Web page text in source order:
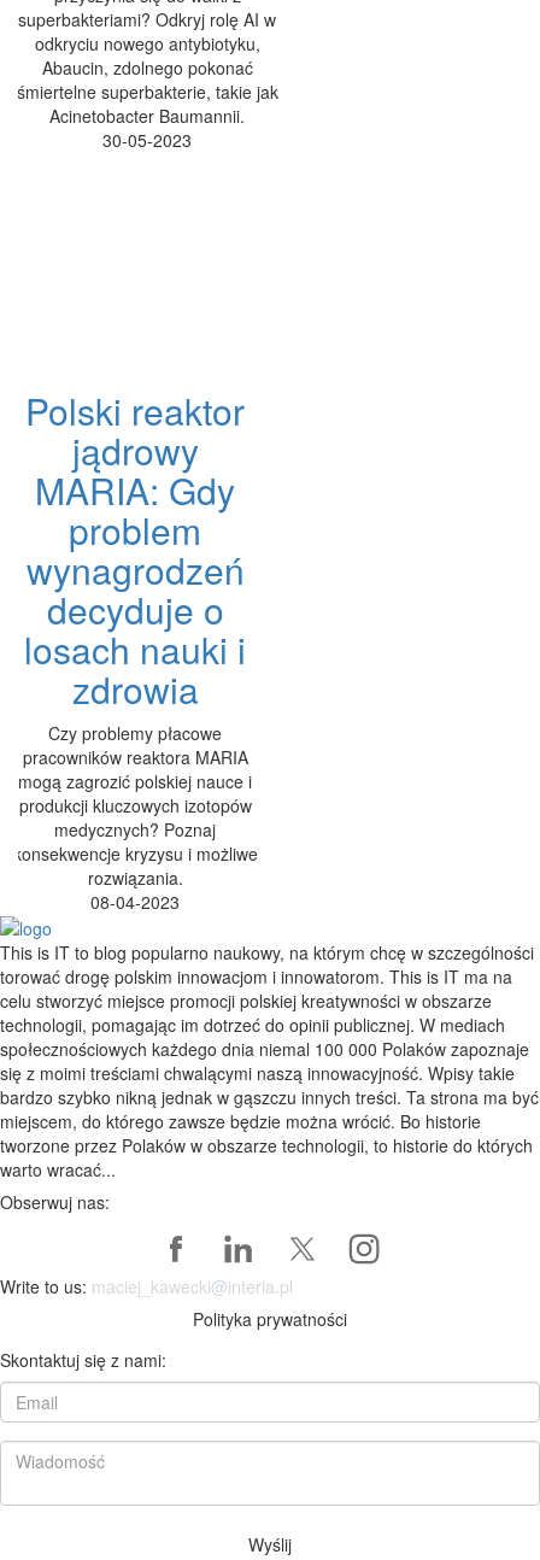
superbakteriami? Odkryj rolę AI w
odkryciu nowego antybiotyku,
Abaucin, zdolnego pokonać
śmiertelne superbakterie, takie jak
Acinetobacter Baumannii.
30-05-2023
Polski reaktor
jądrowy
MARIA: Gdy
problem
wynagrodzeń
decyduje o
losach nauki i
zdrowia
Czy problemy płacowe
pracowników reaktora MARIA
mogą zagrozić polskiej nauce i
produkcji kluczowych izotopów
medycznych? Poznaj
konsekwencje kryzysu i możliwe
rozwiązania.
08-04-2023
This is IT to blog popularno naukowy, na którym chcę w szczególności
torować drogę polskim innowacjom i innowatorom. This is IT ma na
celu stworzyć miejsce promocji polskiej kreatywności w obszarze
technologii, pomagając im dotrzeć do opinii publicznej. W mediach
społecznościowych każdego dnia niemal 100 000 Polaków zapoznaje
się z moimi treściami chwalącymi naszą innowacyjność. Wpisy takie
bardzo szybko nikną jednak w gąszczu innych treści. Ta strona ma być
miejscem, do którego zawsze będzie można wrócić. Bo historie
tworzone przez Polaków w obszarze technologii, to historie do których
warto wracać...
Obserwuj nas:
Write to us: maciej_kawecki@interia.pl
Polityka prywatności
Skontaktuj się z nami:
Wyślij